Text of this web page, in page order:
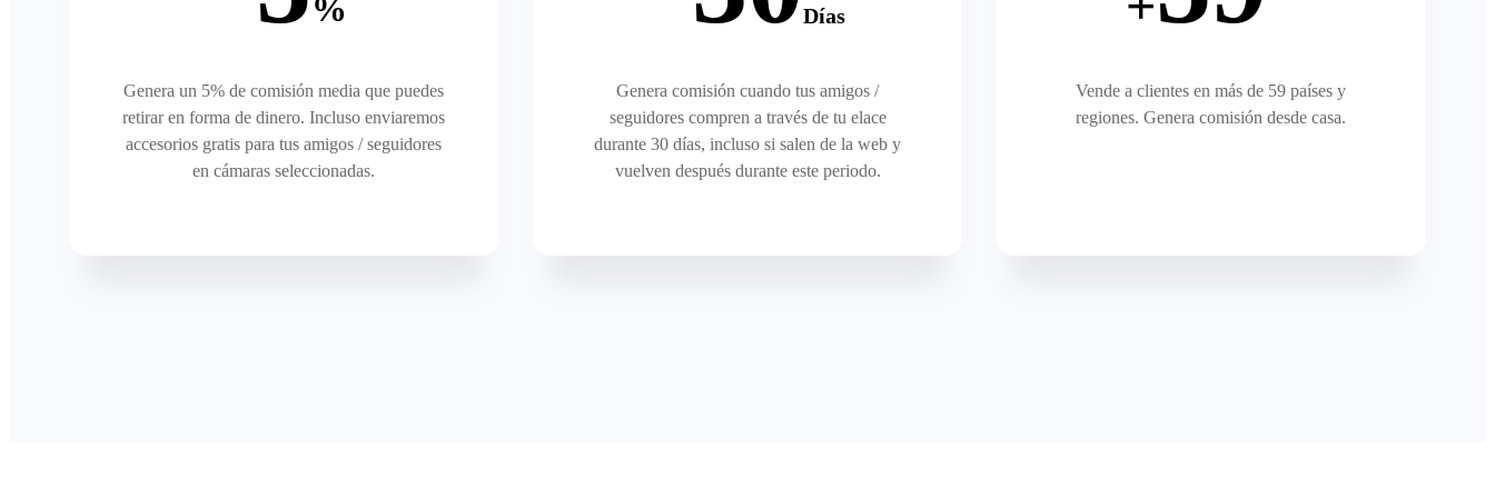
%
Genera un 5% de comisión media que puedes
retirar en forma de dinero. Incluso enviaremos
accesorios gratis para tus amigos / seguidores
en cámaras seleccionadas.
Días
Genera comisión cuando tus amigos /
seguidores compren a través de tu elace
durante 30 días, incluso si salen de la web y
vuelven después durante este periodo.
Vende a clientes en más de 59 países y
regiones. Genera comisión desde casa.